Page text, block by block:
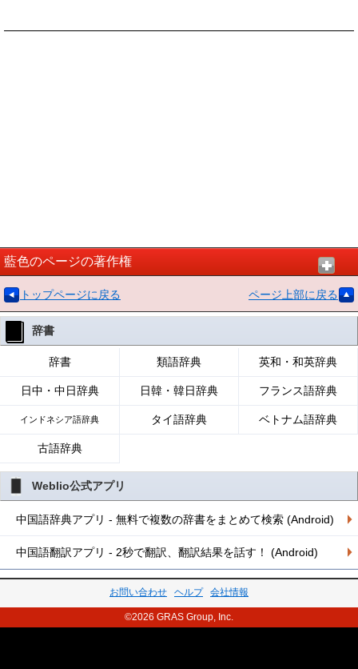
藍色のページの著作権
トップページに戻る ページ上部に戻る
辞書
辞書 類語辞典 英和・和英辞典
日中・中日辞典 日韓・韓日辞典 フランス語辞典
インドネシア語辞典 タイ語辞典 ベトナム語辞典
古語辞典
Weblio公式アプリ
中国語辞典アプリ - 無料で複数の辞書をまとめて検索 (Android)
中国語翻訳アプリ - 2秒で翻訳、翻訳結果を話す！ (Android)
お問い合わせ ヘルプ 会社情報
©2026 GRAS Group, Inc.